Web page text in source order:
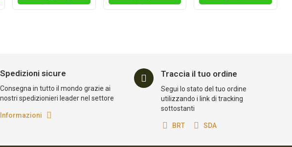
Spedizioni sicure
Consegna in tutto il mondo grazie ai
nostri spedizionieri leader nel settore
Informazioni
Traccia il tuo ordine
Segui lo stato del tuo ordine
utilizzando i link di tracking
sottostanti
BRT SDA